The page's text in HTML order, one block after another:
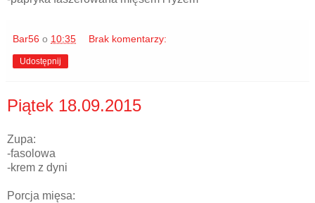
Bar56 o 10:35 Brak komentarzy:
Udostępnij
Piątek 18.09.2015
Zupa:
-fasolowa
-krem z dyni
Porcja mięsa: